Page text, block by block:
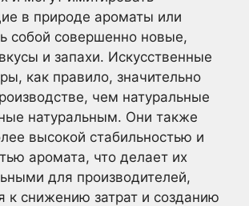
в природе ароматы или
собой совершенно новые,
и запахи. Искусственные
как правило, значительно
чем натуральные
натуральным. Они также
высокой стабильностью и
аромата, что делает их
для производителей,
к снижению затрат и созданию